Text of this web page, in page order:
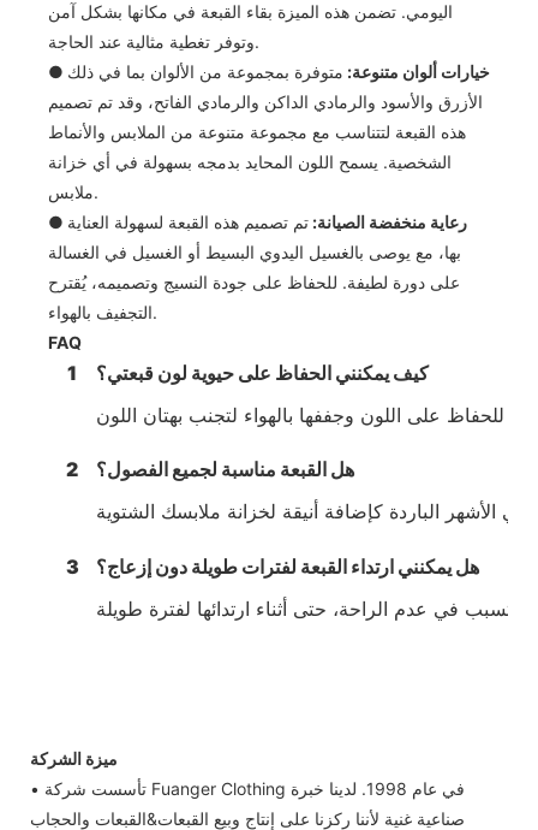
اليومي. تضمن هذه الميزة بقاء القبعة في مكانها بشكل آمن
وتوفر تغطية مثالية عند الحاجة.
●
خيارات ألوان متنوعة: متوفرة بمجموعة من الألوان بما في ذلك
الأزرق والأسود والرمادي الداكن والرمادي الفاتح، وقد تم تصميم
هذه القبعة لتتناسب مع مجموعة متنوعة من الملابس والأنماط
الشخصية. يسمح اللون المحايد بدمجه بسهولة في أي خزانة
ملابس.
●
رعاية منخفضة الصيانة: تم تصميم هذه القبعة لسهولة العناية
بها، مع يوصى بالغسيل اليدوي البسيط أو الغسيل في الغسالة
على دورة لطيفة. للحفاظ على جودة النسيج وتصميمه، يُقترح
التجفيف بالهواء.
FAQ
1 كيف يمكنني الحفاظ على حيوية لون قبعتي؟
2 هل القبعة مناسبة لجميع الفصول؟
3 هل يمكنني ارتداء القبعة لفترات طويلة دون إزعاج؟
ميزة الشركة
• تأسست شركة Fuanger Clothing في عام 1998. لدينا خبرة
صناعية غنية لأننا ركزنا على إنتاج وبيع القبعات&القبعات والحجاب